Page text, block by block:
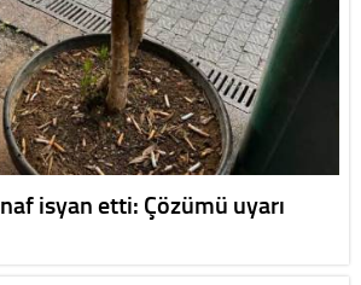
isyan etti: Çözümü uyarı